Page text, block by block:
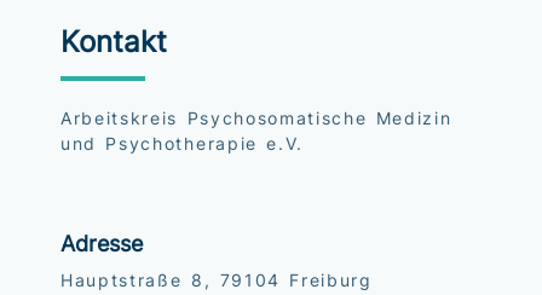
Kontakt
Arbeitskreis Psychosomatische Medizin
und Psychotherapie e.V.
Adresse
Hauptstraße 8, 79104 Freiburg